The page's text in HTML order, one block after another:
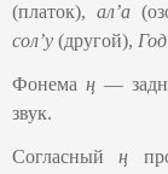
(платок), ал’а
сол’у (другой),
Фонема ң —
звук.
Согласныйң